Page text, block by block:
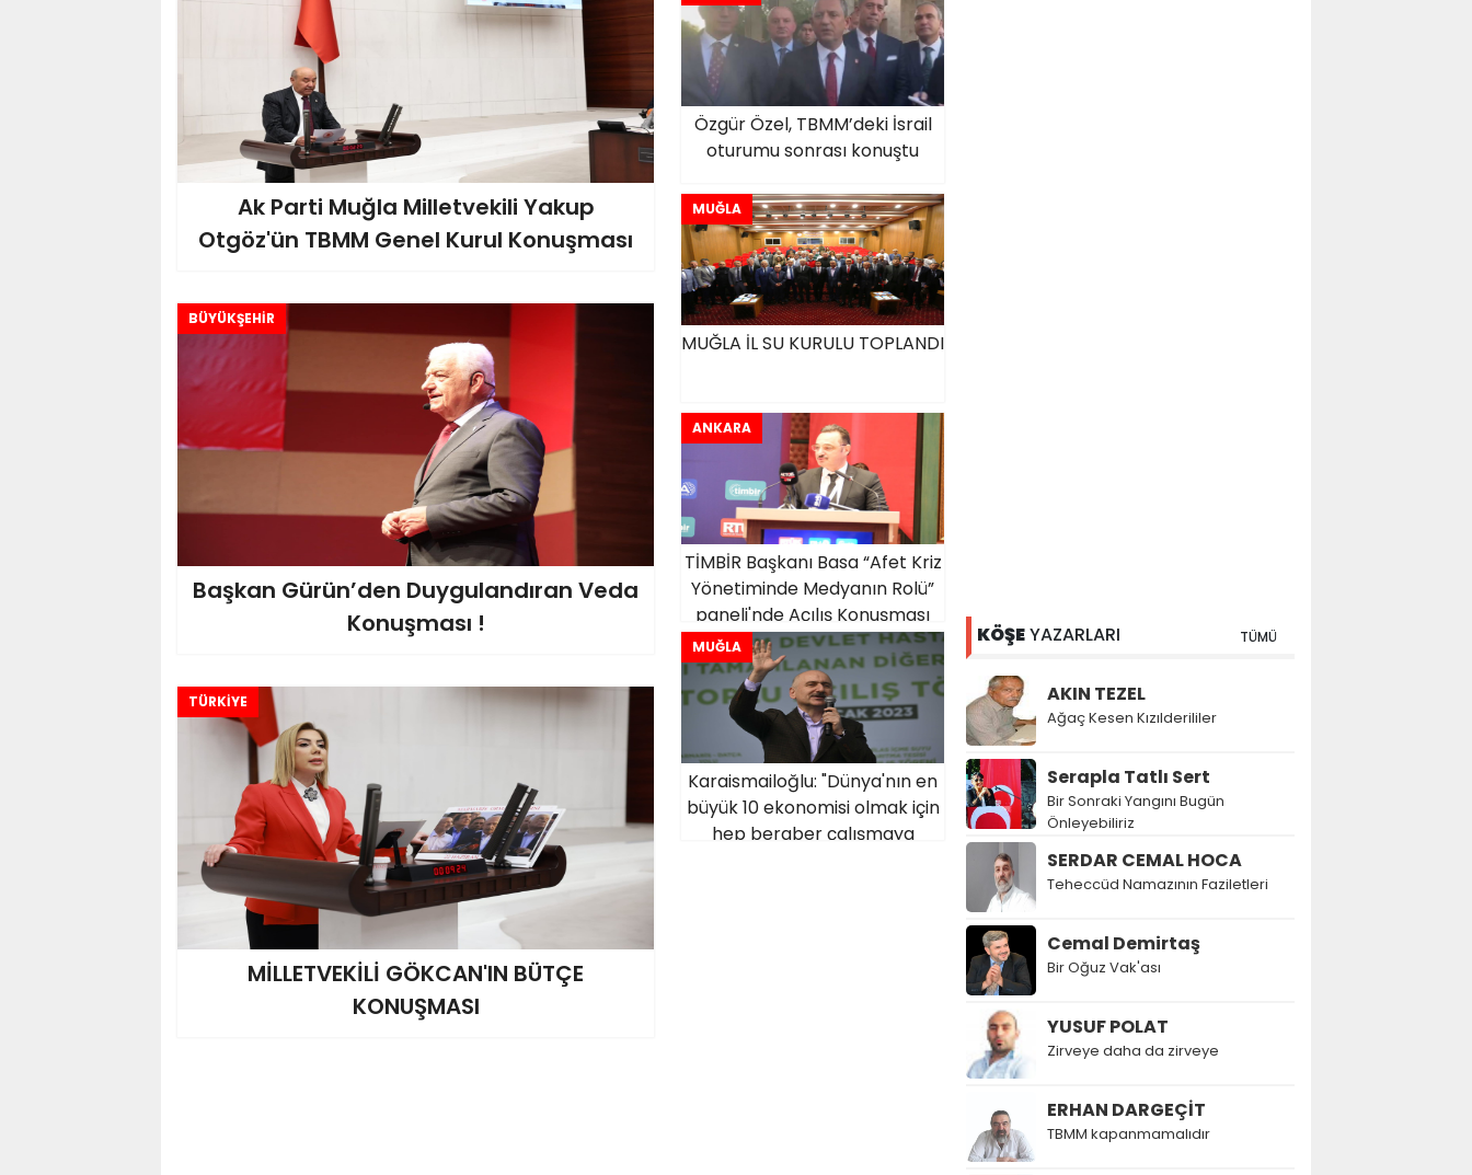
Ak Parti Muğla Milletvekili Yakup
Otgöz'ün TBMM Genel Kurul Konuşması
Özgür Özel, TBMM’deki İsrail
oturumu sonrası konuştu
MUĞLA
MUĞLA İL SU KURULU TOPLANDI
BÜYÜKŞEHİR
Başkan Gürün’den Duygulandıran Veda
Konuşması !
ANKARA
TİMBİR Başkanı Basa “Afet Kriz
Yönetiminde Medyanın Rolü”
paneli'nde Açılış Konuşması
Yaptı
MUĞLA
Karaismailoğlu: "Dünya'nın en
büyük 10 ekonomisi olmak için
hep beraber çalışmaya
TÜRKİYE
MİLLETVEKİLİ GÖKCAN'IN BÜTÇE
KONUŞMASI
KÖŞEYAZARLARI TÜMÜ
AKIN TEZEL
Ağaç Kesen Kızılderililer
Serapla Tatlı Sert
Bir Sonraki Yangını Bugün
Önleyebiliriz
SERDAR CEMAL HOCA
Teheccüd Namazının Faziletleri
Cemal Demirtaş
Bir Oğuz Vak'ası
YUSUF POLAT
Zirveye daha da zirveye
ERHAN DARGEÇİT
TBMM kapanmamalıdır